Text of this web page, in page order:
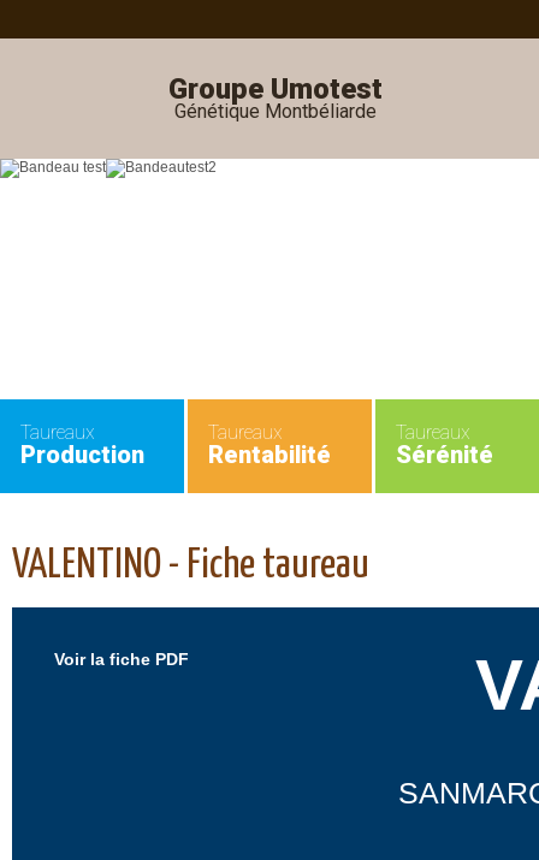
Groupe Umotest
Génétique Montbéliarde
Taureaux
Production
Taureaux
Rentabilité
Taureaux
Sérénité
VALENTINO - Fiche taureau
Voir la fiche PDF